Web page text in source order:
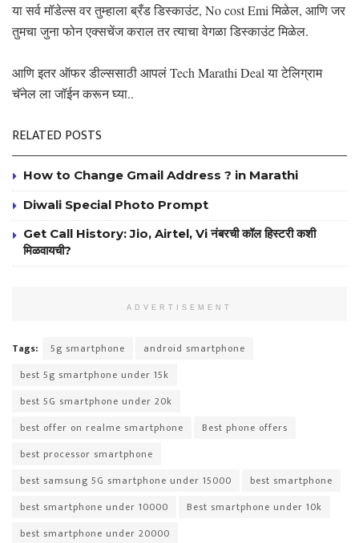
या सर्व मॉडेल्स वर तुम्हाला ब्रँड डिस्काउंट, No cost Emi मिळेल, आणि जर
तुमचा जुना फोन एक्सचेंज कराल तर त्याचा वेगळा डिस्काउंट मिळेल.
आणि इतर ऑफर डील्ससाठी आपलं Tech Marathi Deal या टेलिग्राम
चॅनेल ला जॉईन करून घ्या..
RELATED POSTS
How to Change Gmail Address ? in Marathi
Diwali Special Photo Prompt
Get Call History: Jio, Airtel, Vi नंबरची कॉल हिस्टरी कशी
मिळवायची?
ADVERTISEMENT
Tags: 5g smartphone
android smartphone
best 5g smartphone under 15k
best 5G smartphone under 20k
best offer on realme smartphone
Best phone offers
best processor smartphone
best samsung 5G smartphone under 15000
best smartphone
best smartphone under 10000
Best smartphone under 10k
best smartphone under 20000